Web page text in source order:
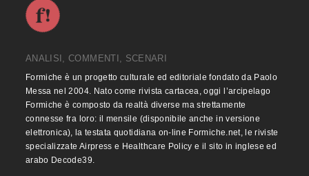
ANALISI, COMMENTI, SCENARI
Formiche è un progetto culturale ed editoriale fondato da Paolo
Messa nel 2004. Nato come rivista cartacea, oggi l’arcipelago
Formiche è composto da realtà diverse ma strettamente
connesse fra loro: il mensile (disponibile anche in versione
elettronica), la testata quotidiana on-line Formiche.net, le riviste
specializzate Airpress e Healthcare Policy e il sito in inglese ed
arabo Decode39.